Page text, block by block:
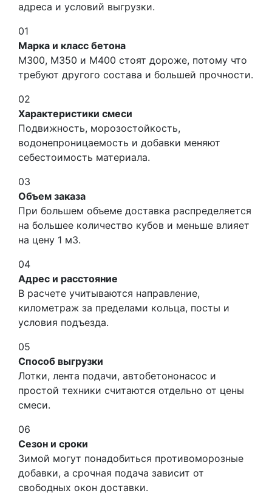
адреса и условий выгрузки.
01
Марка и класс бетона
М300, М350 и М400 стоят дороже, потому что
требуют другого состава и большей прочности.
02
Характеристики смеси
Подвижность, морозостойкость,
водонепроницаемость и добавки меняют
себестоимость материала.
03
Объем заказа
При большем объеме доставка распределяется
на большее количество кубов и меньше влияет
на цену 1 м3.
04
Адрес и расстояние
В расчете учитываются направление,
километраж за пределами кольца, посты и
условия подъезда.
05
Способ выгрузки
Лотки, лента подачи, автобетононасос и
простой техники считаются отдельно от цены
смеси.
06
Сезон и сроки
Зимой могут понадобиться противоморозные
добавки, а срочная подача зависит от
свободных окон доставки.